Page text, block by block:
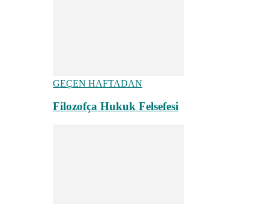
GEÇEN HAFTADAN
Filozofça Hukuk Felsefesi